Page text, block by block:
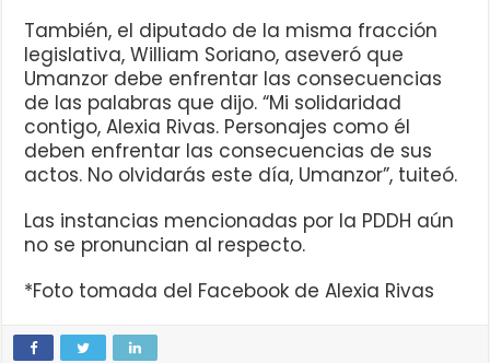
También, el diputado de la misma fracción
legislativa, William Soriano, aseveró que
Umanzor debe enfrentar las consecuencias
de las palabras que dijo. “Mi solidaridad
contigo, Alexia Rivas. Personajes como él
deben enfrentar las consecuencias de sus
actos. No olvidarás este día, Umanzor”, tuiteó.
Las instancias mencionadas por la PDDH aún
no se pronuncian al respecto.
*Foto tomada del Facebook de Alexia Rivas